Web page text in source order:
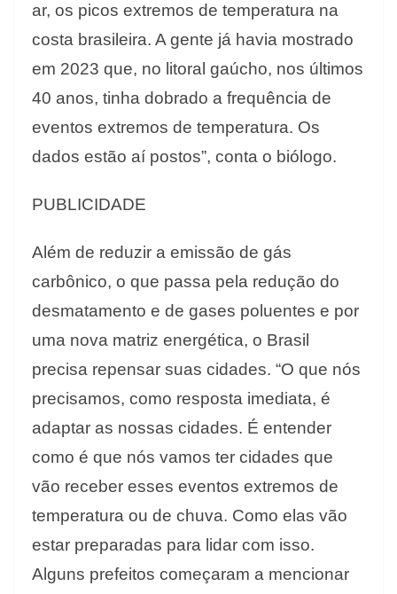
ar, os picos extremos de temperatura na
costa brasileira. A gente já havia mostrado
em 2023 que, no litoral gaúcho, nos últimos
40 anos, tinha dobrado a frequência de
eventos extremos de temperatura. Os
dados estão aí postos”, conta o biólogo.
PUBLICIDADE
Além de reduzir a emissão de gás
carbônico, o que passa pela redução do
desmatamento e de gases poluentes e por
uma nova matriz energética, o Brasil
precisa repensar suas cidades. “O que nós
precisamos, como resposta imediata, é
adaptar as nossas cidades. É entender
como é que nós vamos ter cidades que
vão receber esses eventos extremos de
temperatura ou de chuva. Como elas vão
estar preparadas para lidar com isso.
Alguns prefeitos começaram a mencionar